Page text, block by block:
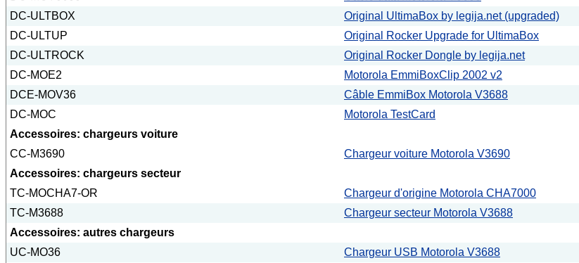
DC-ULTBOX
Original UltimaBox by legija.net (upgraded)
DC-ULTUP
Original Rocker Upgrade for UltimaBox
DC-ULTROCK
Original Rocker Dongle by legija.net
DC-MOE2
Motorola EmmiBoxClip 2002 v2
DCE-MOV36
Câble EmmiBox Motorola V3688
DC-MOC
Motorola TestCard
Accessoires: chargeurs voiture
CC-M3690
Chargeur voiture Motorola V3690
Accessoires: chargeurs secteur
TC-MOCHA7-OR
Chargeur d'origine Motorola CHA7000
TC-M3688
Chargeur secteur Motorola V3688
Accessoires: autres chargeurs
UC-MO36
Chargeur USB Motorola V3688